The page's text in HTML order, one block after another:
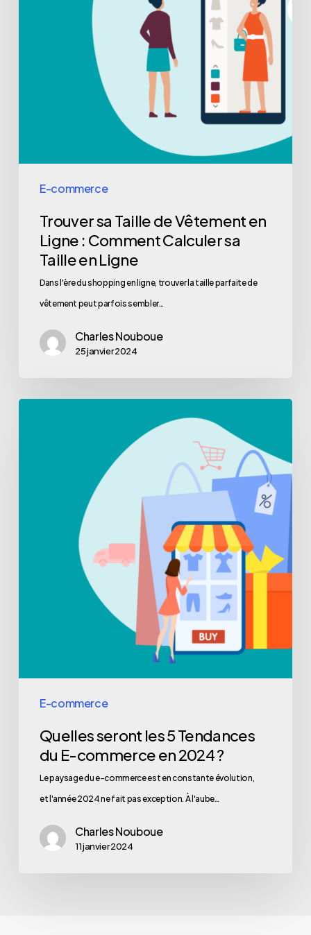
E-commerce
Trouver sa Taille de Vêtement en
Ligne : Comment Calculer sa
Taille en Ligne
Dans l'ère du shopping en ligne, trouver la taille parfaite de
vêtement peut parfois sembler…
Charles Nouboue
25 janvier 2024
E-commerce
Quelles seront les 5 Tendances
du E-commerce en 2024 ?
Le paysage du e-commerce est en constante évolution,
et l'année 2024 ne fait pas exception. À l'aube…
Charles Nouboue
11 janvier 2024